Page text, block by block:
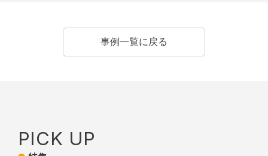
事例一覧に戻る
PICK UP